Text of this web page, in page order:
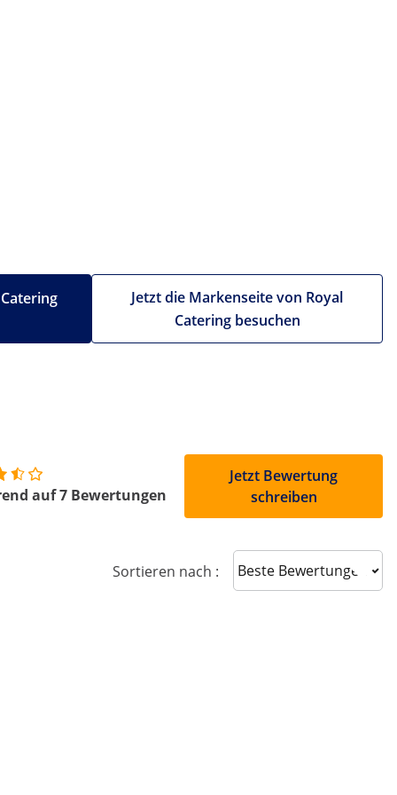
Jetzt die Markenseite von Royal
Catering besuchen
auf 7 Bewertungen
Jetzt Bewertung
schreiben
Sortieren nach : Sort reviews